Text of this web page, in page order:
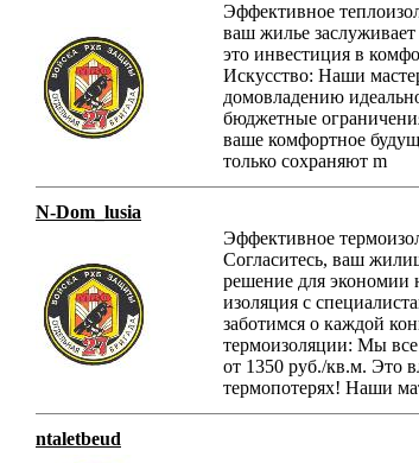
Эффективное
ваш жилье
это инвестиция в
Искусство: Наши
домовладению
бюджетные
ваше комфортное
только сохраняют m
N-Dom_lusia
Эффективное
Согласитесь, ваш
решение для экономии
изоляция с
заботимся о каждой
термоизоляции: Мы
от 1350 руб./кв.м. Это
термопотерях! Наши
ntaletbeud